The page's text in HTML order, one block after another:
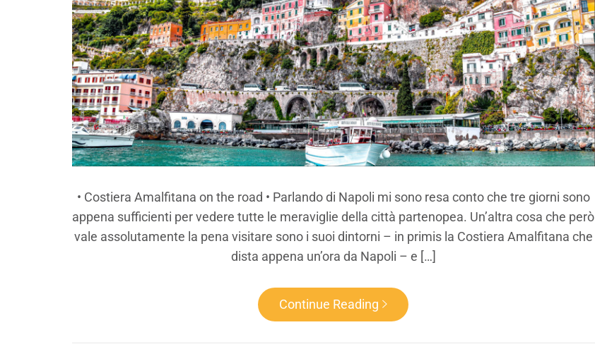
• Costiera Amalfitana on the road • Parlando di Napoli mi sono resa conto che tre giorni sono
appena sufficienti per vedere tutte le meraviglie della città partenopea. Un’altra cosa che però
vale assolutamente la pena visitare sono i suoi dintorni – in primis la Costiera Amalfitana che
dista appena un’ora da Napoli – e […]
Continue Reading